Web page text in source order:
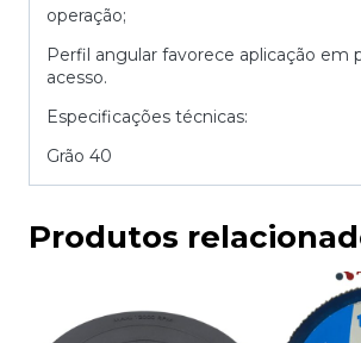
operação;
Perfil angular favorece aplicação em
acesso.
Especificações técnicas:
Grão 40
Produtos